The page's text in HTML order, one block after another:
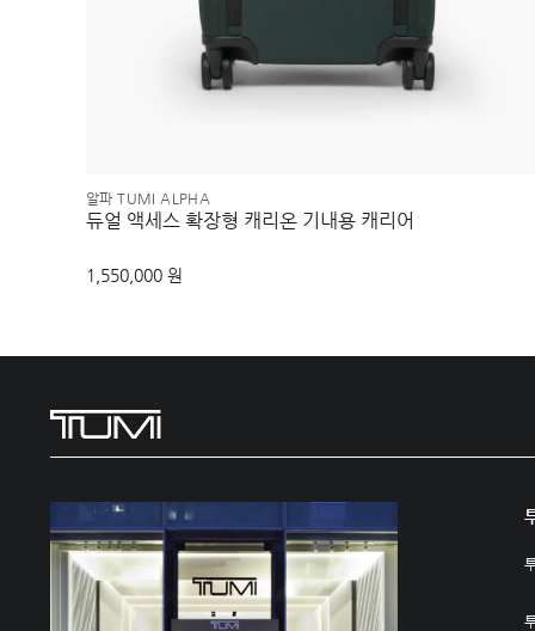
알파 TUMI ALPHA
듀얼 액세스 확장형 캐리온 기내용 캐리어
1,550,000 원